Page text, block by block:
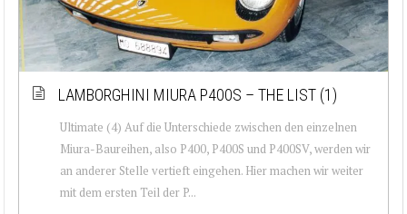
LAMBORGHINI MIURA P400S – THE LIST (1)
Ultimate (4) Auf die Unterschiede zwischen den einzelnen
Miura-Baureihen, also P400, P400S und P400SV, werden wir
an anderer Stelle vertieft eingehen. Hier machen wir weiter
mit dem ersten Teil der P...